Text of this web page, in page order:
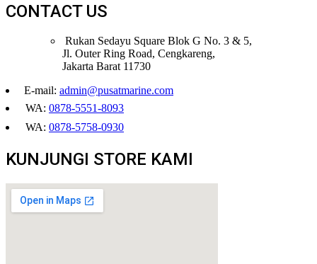
CONTACT US
Rukan Sedayu Square Blok G No. 3 & 5,
Jl. Outer Ring Road, Cengkareng,
Jakarta Barat 11730
E-mail: admin@pusatmarine.com
WA: 0878-5551-8093
WA: 0878-5758-0930
KUNJUNGI STORE KAMI